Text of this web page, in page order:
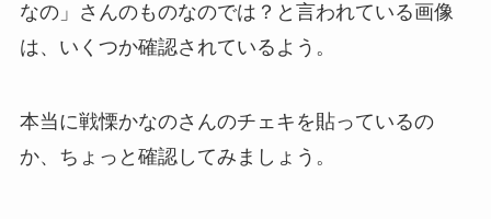
なの」さんのものなのでは？と言われている画像
は、いくつか確認されているよう。
本当に戦慄かなのさんのチェキを貼っているの
か、ちょっと確認してみましょう。